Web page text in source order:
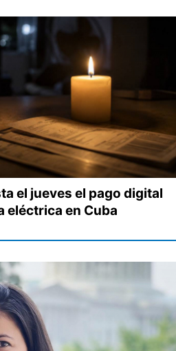
el jueves el pago digital
eléctrica en Cuba